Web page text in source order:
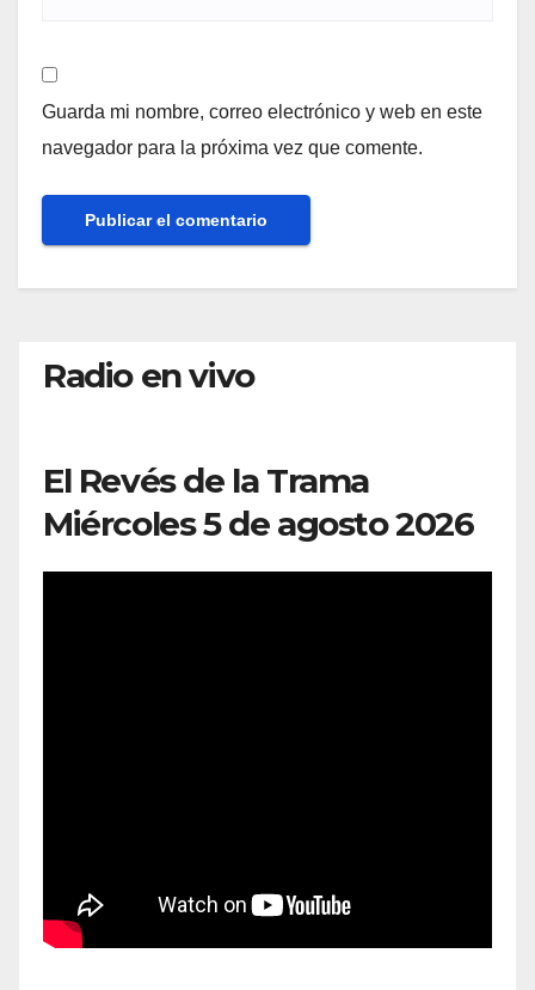
Guarda mi nombre, correo electrónico y web en este
navegador para la próxima vez que comente.
Radio en vivo
El Revés de la Trama
Miércoles 5 de agosto 2026